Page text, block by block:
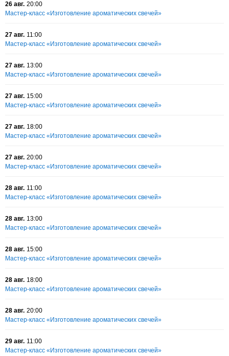
26 авг. 20:00
Мастер-класс «Изготовление ароматических свечей»
27 авг. 11:00
Мастер-класс «Изготовление ароматических свечей»
27 авг. 13:00
Мастер-класс «Изготовление ароматических свечей»
27 авг. 15:00
Мастер-класс «Изготовление ароматических свечей»
27 авг. 18:00
Мастер-класс «Изготовление ароматических свечей»
27 авг. 20:00
Мастер-класс «Изготовление ароматических свечей»
28 авг. 11:00
Мастер-класс «Изготовление ароматических свечей»
28 авг. 13:00
Мастер-класс «Изготовление ароматических свечей»
28 авг. 15:00
Мастер-класс «Изготовление ароматических свечей»
28 авг. 18:00
Мастер-класс «Изготовление ароматических свечей»
28 авг. 20:00
Мастер-класс «Изготовление ароматических свечей»
29 авг. 11:00
Мастер-класс «Изготовление ароматических свечей»